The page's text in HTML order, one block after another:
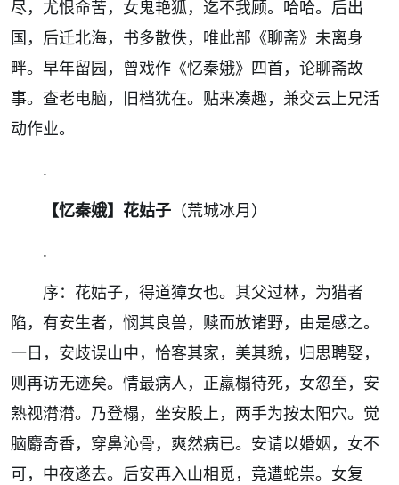
尽，尤恨命苦，女鬼艳狐，迄不我顾。哈哈。后出
国，后迁北海，书多散佚，唯此部《聊斋》未离身
畔。早年留园，曾戏作《忆秦娥》四首，论聊斋故
事。查老电脑，旧档犹在。贴来凑趣，兼交云上兄活
动作业。
.
【忆秦娥】花姑子 （荒城冰月）
.
序：花姑子，得道獐女也。其父过林，为猎者
陷，有安生者，悯其良兽，赎而放诸野，由是感之。
一日，安歧误山中，恰客其家，美其貌，归思聘娶，
则再访无迹矣。情最病人，正羸榻待死，女忽至，安
熟视潸潸。乃登榻，坐安股上，两手为按太阳穴。觉
脑麝奇香，穿鼻沁骨，爽然病已。安请以婚姻，女不
可，中夜遂去。后安再入山相觅，竟遭蛇祟。女复